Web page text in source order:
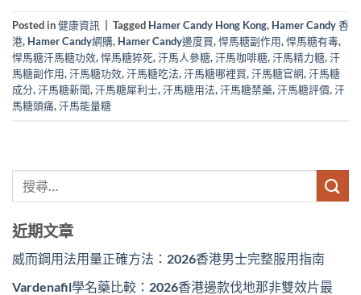
Posted in健康資訊 Tagged Hamer Candy Hong Kong, Hamer Candy 香
港, Hamer Candy網購, Hamer Candy邊度買,悍馬糖副作用,悍馬糖有毒,
悍馬糖汗馬糖功效,悍馬糖猝死,汗馬人參糖,汗馬咖啡糖,汗馬精力糖,汗
馬糖副作用,汗馬糖功效,汗馬糖吃法,汗馬糖哪裡買,汗馬糖官網,汗馬糖
成分,汗馬糖新聞,汗馬糖犀利士,汗馬糖用法,汗馬糖禁藥,汗馬糖評價,汗
馬糖頭痛,汗馬能量糖
近期文章
威而鋼用法用量正確方法：2026香港男士完整服用指南
Vardenafil學名藥比較：2026香港邊款伐地那非雙效片最